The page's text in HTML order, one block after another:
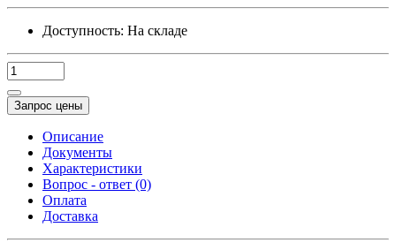
Доступность: На складе
Запрос цены
Описание
Документы
Характеристики
Вопрос - ответ (0)
Оплата
Доставка